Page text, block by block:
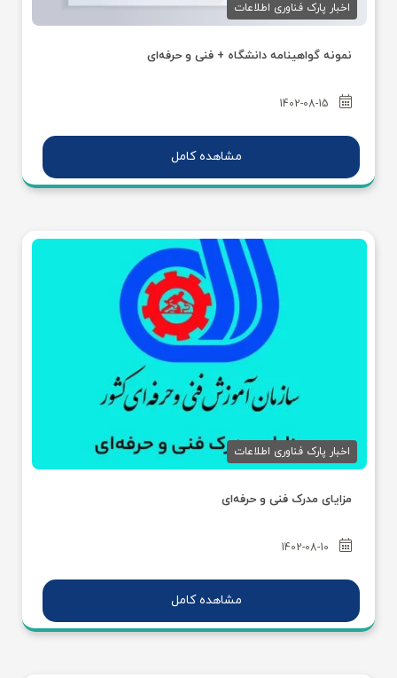
اخبار پارک فناوری اطلاعات
نمونه گواهينامه دانشگاه + فنی و حرفه‌ای
مشاهده کامل
اخبار پارک فناوری اطلاعات
مزایای مدرک فنی و حرفه‌ای
مشاهده کامل